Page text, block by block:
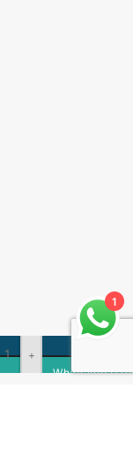
+
WhatsApp
1